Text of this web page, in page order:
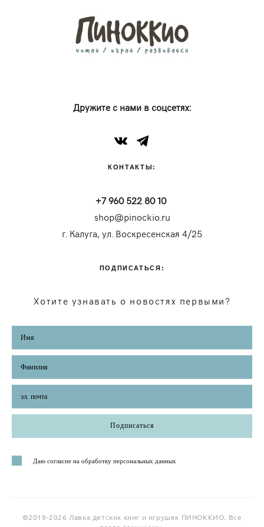
Дружите с нами в соцсетях:
КОНТАКТЫ:
+7 960 522 80 10
shop@pinockio.ru
г. Калуга, ул. Воскресенская 4/25
ПОДПИСАТЬСЯ:
Хотите узнавать о новостях первыми?
Подписаться
Даю согласие на обработку персональных данных
©2019-2026 Лавка детских книг и игрушек ПИНОККИО. Все